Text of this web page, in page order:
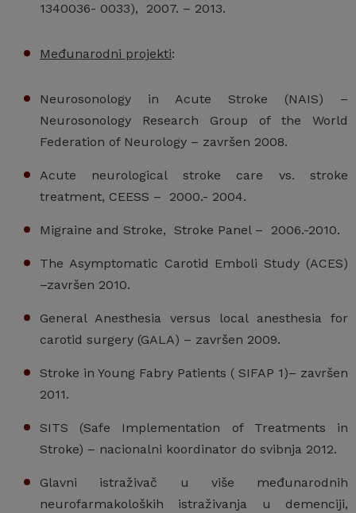
1340036- 0033), 2007. – 2013.
Međunarodni projekti:
Neurosonology in Acute Stroke (NAIS) –
Neurosonology Research Group of the World
Federation of Neurology – završen 2008.
Acute neurological stroke care vs. stroke
treatment, CEESS – 2000.- 2004.
Migraine and Stroke, Stroke Panel – 2006.-2010.
The Asymptomatic Carotid Emboli Study (ACES)
–završen 2010.
General Anesthesia versus local anesthesia for
carotid surgery (GALA) – završen 2009.
Stroke in Young Fabry Patients ( SIFAP 1)– završen
2011.
SITS (Safe Implementation of Treatments in
Stroke) – nacionalni koordinator do svibnja 2012.
Glavni istraživač u više međunarodnih
neurofarmakoloških istraživanja u demenciji,